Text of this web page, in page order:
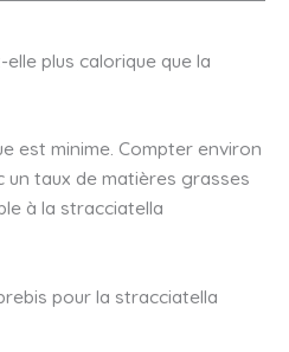
plus calorique que la
est minime. Compter environ
un taux de matières grasses
à la stracciatella
pour la stracciatella